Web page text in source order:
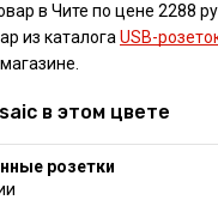
в Чите по цене 2288
из каталогаUSB-
в этом цвете
розетки